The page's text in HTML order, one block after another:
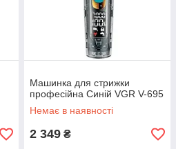
Машинка для стрижки
професійна Синій VGR V-695
Немає в наявності
2 349 ₴